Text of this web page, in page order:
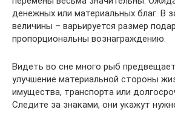
денежных или материальных благ. В
величины – варьируется размер
пропорциональны вознаграждению.
Видеть во сне много рыб
улучшение материальной стороны
имущества, транспорта или
Следите за знаками, они укажут